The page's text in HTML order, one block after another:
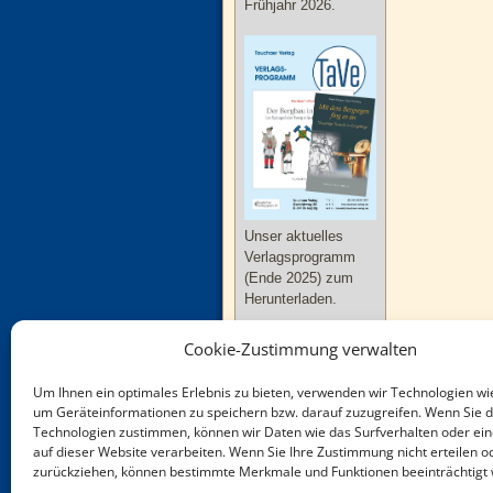
Cookie-Zustimmung verwalten
Um Ihnen ein optimales Erlebnis zu bieten, verwenden wir Technologien
um Geräteinformationen zu speichern bzw. darauf zuzugreifen. Wenn Sie
Technologien zustimmen, können wir Daten wie das Surfverhalten oder
auf dieser Website verarbeiten. Wenn Sie Ihre Zustimmung nicht erteilen
zurückziehen, können bestimmte Merkmale und Funktionen beeinträchtigt
Frühjahr 2026.
Unser aktuelles
Verlagsprogramm
(Ende 2025) zum
Herunterladen.
Neue Bücher zu
Thüringen und
Sachsen-Anhalt im